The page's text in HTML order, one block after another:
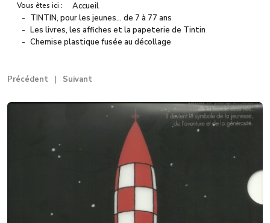
Vous êtes ici :
Accueil
TINTIN, pour les jeunes… de 7 à 77 ans
Les livres, les affiches et la papeterie de Tintin
Chemise plastique fusée au décollage
Précédent Suivant